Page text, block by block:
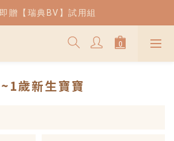
片吐司兒童餐椅現貨供應中
贈【瑞典BV】試用組
片吐司兒童餐椅現貨供應中
歲新生寶寶